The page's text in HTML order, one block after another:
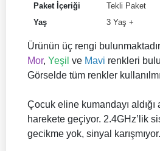
Paket İçeriği
Tekli Paket
Yaş
3 Yaş +
Ürünün üç rengi
Mor, Yeşil ve Mavi renkleri
Görselde tüm renkler
Çocuk eline kumandayı aldığı
harekete geçiyor. 2.4GHz’lik
gecikme yok, sinyal karışmıyor.